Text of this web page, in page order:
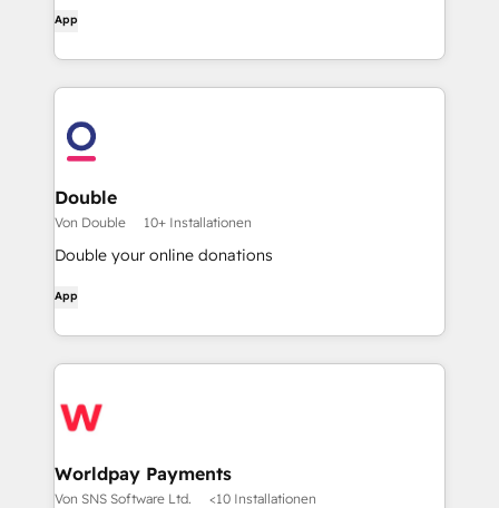
App
Double
Von Double 10+ Installationen
Double your online donations
App
Worldpay Payments
Von SNS Software Ltd. <10 Installationen